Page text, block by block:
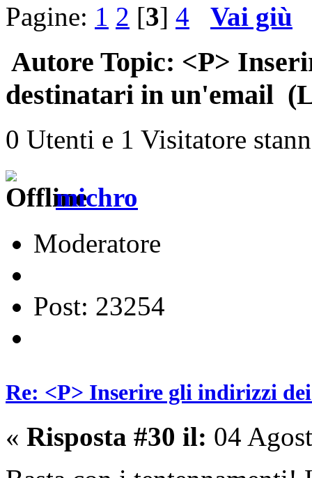
Pagine: 1 2 [3] 4 Vai giù
Autore Topic: <P>
destinatari in un'email
0 Utenti e 1 Visitatore
michro
Moderatore
Post: 23254
Re: <P> Inserire gli indirizzi
« Risposta #30 il: 04